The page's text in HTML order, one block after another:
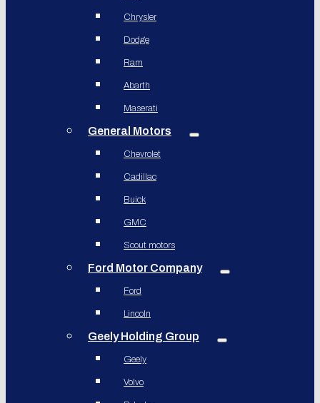
Chrysler
Dodge
Ram
Abarth
Maserati
General Motors
Chevrolet
Cadillac
Buick
GMC
Scout motors
Ford Motor Company
Ford
Lincoln
Geely Holding Group
Geely
Volvo